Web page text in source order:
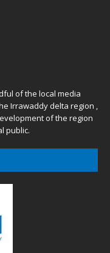
of the local media
Irrawaddy delta region ,
of the region
public.